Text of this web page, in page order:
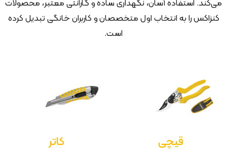
می‌کند. استفاده آسان، نگهداری ساده و گارانتی معتبر، محصولات
کنزاکس را به انتخاب اول متخصصان و کاربران خانگی تبدیل کرده
است.
قیچی کاتر